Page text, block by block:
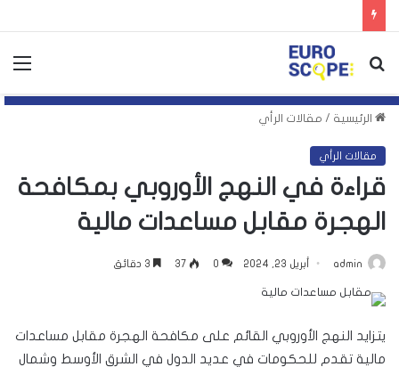
بحث
الرئيسية / مقالات الرأي
مقالات الرأي
قراءة في النهج الأوروبي بمكافحة
الهجرة مقابل مساعدات مالية
admin أبريل 23, 2024 0
37
يتزايد النهج الأوروبي القائم على مكافحة الهجرة مقابل مساعدات
مالية تقدم للحكومات في عديد الدول في الشرق الأوسط وشمال